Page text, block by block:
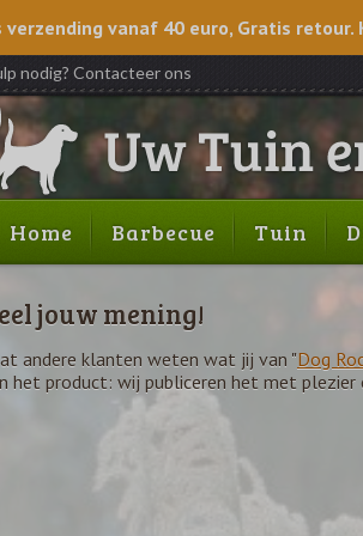
verzending vanaf 40 euro, Gratis retour.
nodig? Contacteer ons
Home Barbecue Tuin
jouw mening!
andere klanten weten wat jij van "Dog
het product: wij publiceren het met plezier